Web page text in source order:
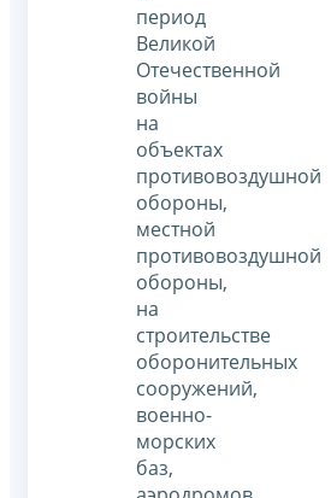
период
Великой
Отечественной
войны
на
объектах
противовоздушной
обороны,
местной
противовоздушной
обороны,
на
строительстве
оборонительных
сооружений,
военно-
морских
баз,